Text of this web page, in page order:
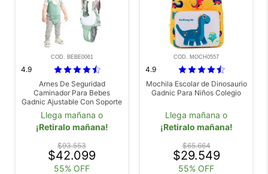
COD. BEBE0061
4.9
Arnes De Seguridad
Caminador Para Bebes
Gadnic Ajustable Con Soporte
De Marcha Hasta 20 Kg
Llega mañana o
¡Retiralo mañana!
$93.553
$42.099
55% OFF
COD. MOCH0557
4.9
Mochila Escolar de Dinosaurio
Gadnic Para Niños Colegio
Llega mañana o
¡Retiralo mañana!
$65.664
$29.549
55% OFF